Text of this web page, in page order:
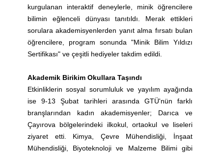
kurgulanan interaktif deneylerle, minik öğrencilere
bilimin eğlenceli dünyası tanıtıldı. Merak ettikleri
sorulara akademisyenlerden yanıt alma fırsatı bulan
öğrencilere, program sonunda "Minik Bilim Yıldızı
Sertifikası" ve çeşitli hediyeler takdim edildi.
Akademik Birikim Okullara Taşındı
Etkinliklerin sosyal sorumluluk ve yayılım ayağında
ise 9-13 Şubat tarihleri arasında GTÜ'nün farklı
branşlarından kadın akademisyenler; Darıca ve
Çayırova bölgelerindeki ilkokul, ortaokul ve liseleri
ziyaret etti. Kimya, Çevre Mühendisliği, İnşaat
Mühendisliği, Biyoteknoloji ve Malzeme Bilimi gibi